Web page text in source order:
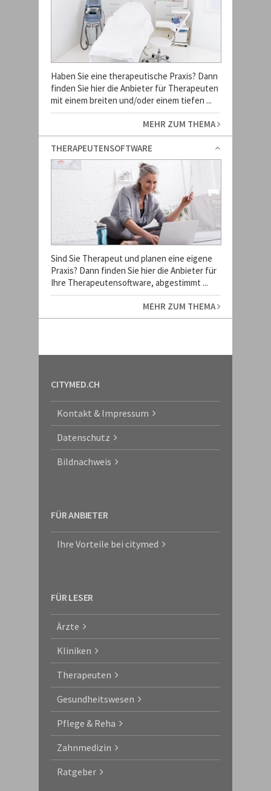
Haben Sie eine therapeutische Praxis? Dann
finden Sie hier die Anbieter für Therapeuten
mit einem breiten und/oder einem tiefen ...
MEHR ZUM THEMA
THERAPEUTENSOFTWARE
Sind Sie Therapeut und planen eine eigene
Praxis? Dann finden Sie hier die Anbieter für
Ihre Therapeutensoftware, abgestimmt ...
MEHR ZUM THEMA
CITYMED.CH
Kontakt & Impressum
Datenschutz
Bildnachweis
FÜR ANBIETER
Ihre Vorteile bei citymed
FÜR LESER
Ärzte
Kliniken
Therapeuten
Gesundheitswesen
Pflege & Reha
Zahnmedizin
Ratgeber